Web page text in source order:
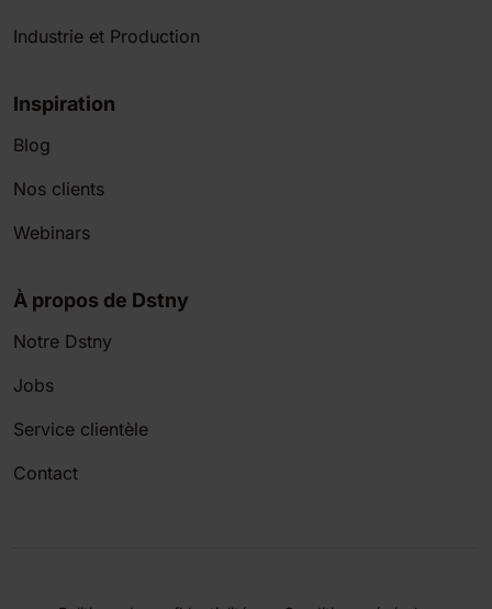
Industrie et Production
Inspiration
Blog
Nos clients
Webinars
À propos de Dstny
Notre Dstny
Jobs
Service clientèle
Contact